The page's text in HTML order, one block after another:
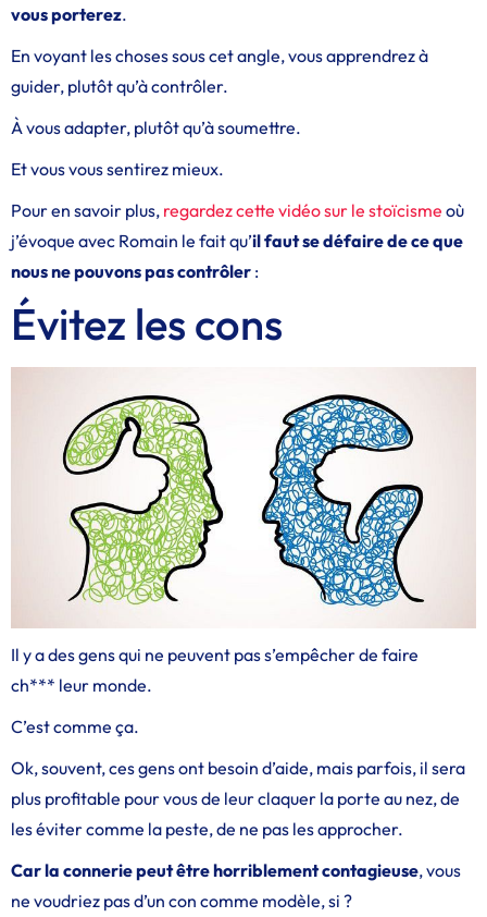
vous porterez.
En voyant les choses sous cet angle, vous apprendrez à
guider, plutôt qu’à contrôler.
À vous adapter, plutôt qu’à soumettre.
Et vous vous sentirez mieux.
Pour en savoir plus, regardez cette vidéo sur le stoïcisme où
j’évoque avec Romain le fait qu’il faut se défaire de ce que
nous ne pouvons pas contrôler :
Évitez les cons
Il y a des gens qui ne peuvent pas s’empêcher de faire
ch*** leur monde.
C’est comme ça.
Ok, souvent, ces gens ont besoin d’aide, mais parfois, il sera
plus profitable pour vous de leur claquer la porte au nez, de
les éviter comme la peste, de ne pas les approcher.
Car la connerie peut être horriblement contagieuse, vous
ne voudriez pas d’un con comme modèle, si ?